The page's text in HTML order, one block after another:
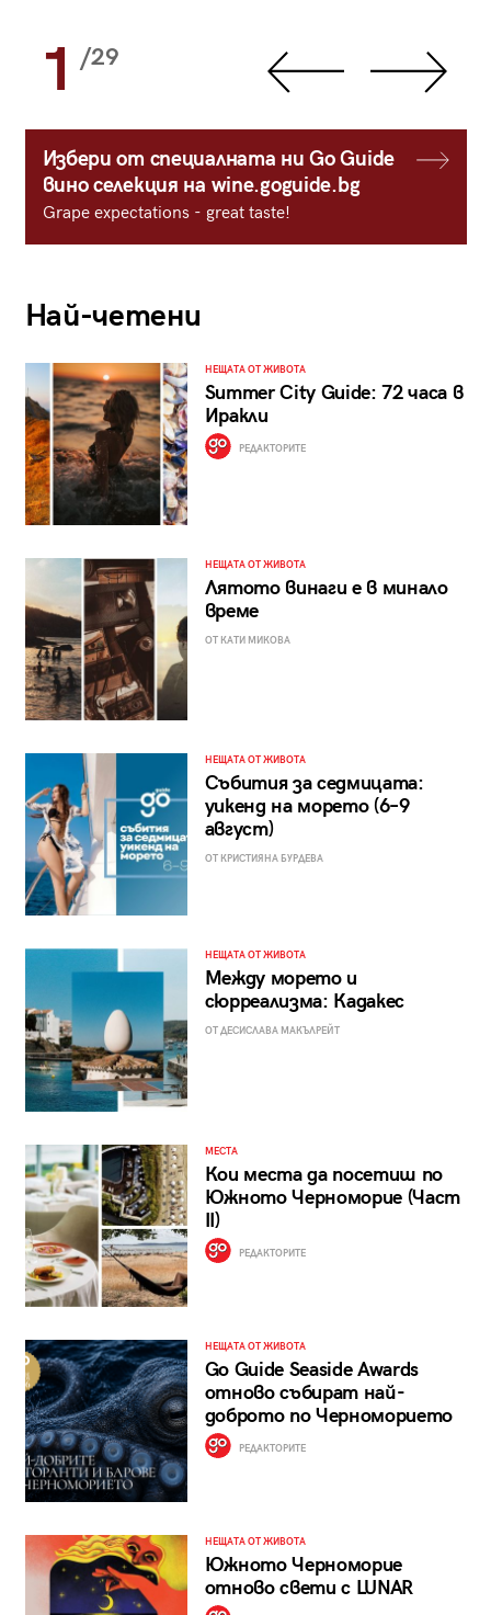
1 /29
Избери от специалната ни Go Guide
вино селекция на wine.goguide.bg
Grape expectations - great taste!
Най-четени
НЕЩАТА ОТ ЖИВОТА
Summer City Guide: 72 часа в
Иракли
РЕДАКТОРИТЕ
НЕЩАТА ОТ ЖИВОТА
Лятото винаги е в минало
време
ОТ КАТИ МИКОВА
НЕЩАТА ОТ ЖИВОТА
Събития за седмицата:
уикенд на морето (6–9
август)
ОТ КРИСТИЯНА БУРДЕВА
НЕЩАТА ОТ ЖИВОТА
Между морето и
сюрреализма: Кадакес
ОТ ДЕСИСЛАВА МАКЪЛРЕЙТ
МЕСТА
Кои места да посетиш по
Южното Черноморие (Част
II)
РЕДАКТОРИТЕ
НЕЩАТА ОТ ЖИВОТА
Go Guide Seaside Awards
отново събират най-
доброто по Черноморието
РЕДАКТОРИТЕ
НЕЩАТА ОТ ЖИВОТА
Южното Черноморие
отново свети с LUNAR